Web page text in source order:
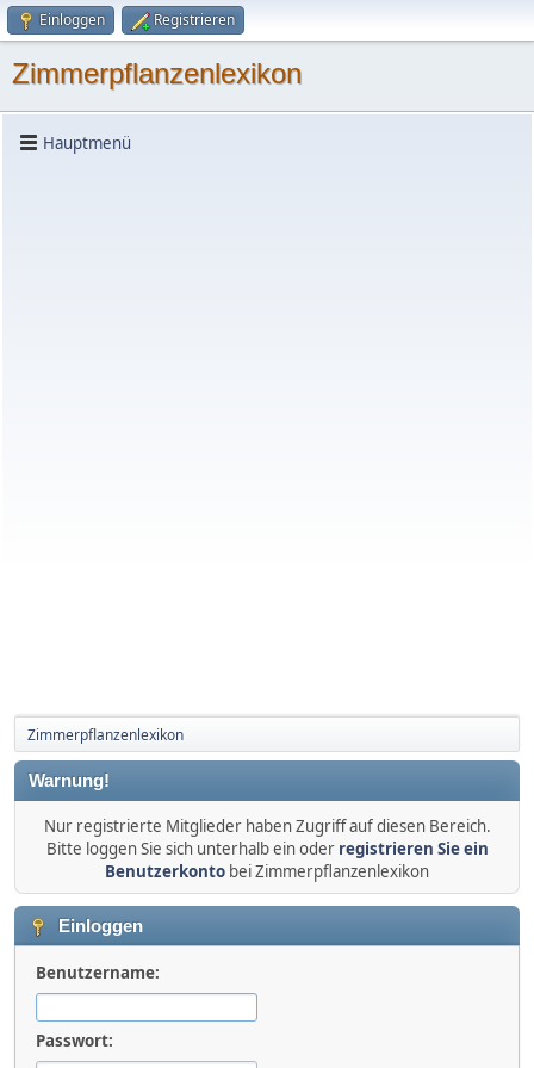
Einloggen Registrieren
Zimmerpflanzenlexikon
Hauptmenü
Zimmerpflanzenlexikon
Warnung!
Nur registrierte Mitglieder haben Zugriff auf diesen Bereich.
Bitte loggen Sie sich unterhalb ein oder registrieren Sie ein
Benutzerkonto bei Zimmerpflanzenlexikon
Einloggen
Benutzername:
Passwort: